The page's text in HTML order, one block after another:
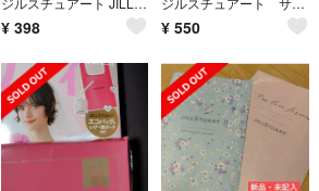
¥ 398 ¥ 550